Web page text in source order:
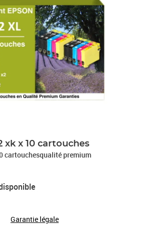
xk x 10 cartouches
cartouchesqualité premium
Garantie légale